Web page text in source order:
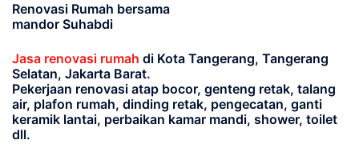
Renovasi Rumah bersama
mandor Suhabdi
Jasa renovasi rumah di Kota Tangerang, Tangerang
Selatan, Jakarta Barat.
Pekerjaan renovasi atap bocor, genteng retak, talang
air, plafon rumah, dinding retak, pengecatan, ganti
keramik lantai, perbaikan kamar mandi, shower, toilet
dll.